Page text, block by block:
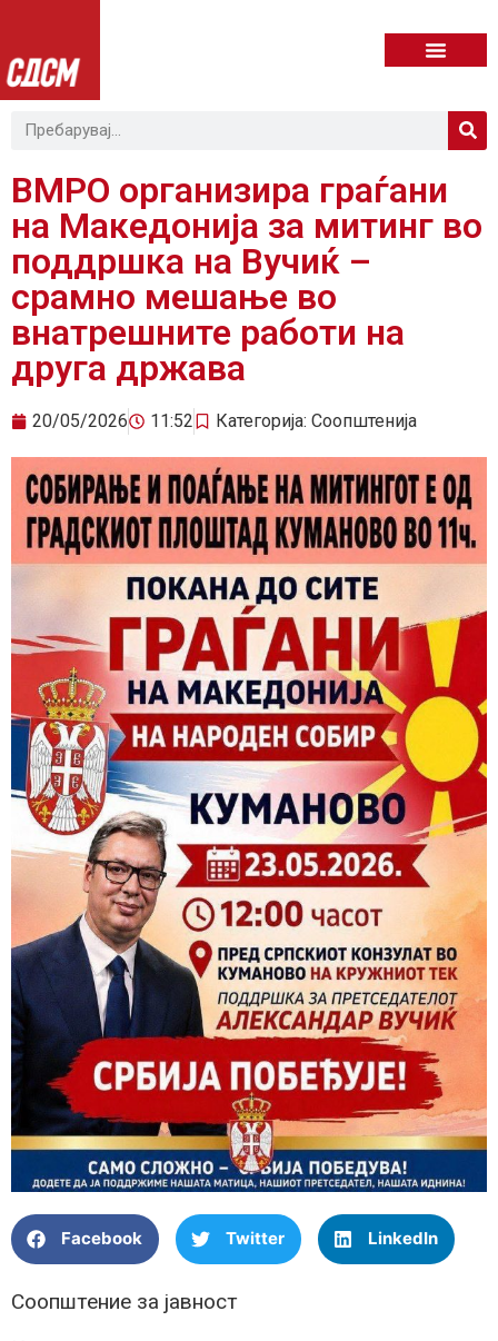
ВМРО организира граѓани
на Македонија за митинг во
поддршка на Вучиќ –
срамно мешање во
внатрешните работи на
друга држава
20/05/2026 11:52 Категорија: Соопштенија
Facebook Twitter LinkedIn
Соопштение за јавност